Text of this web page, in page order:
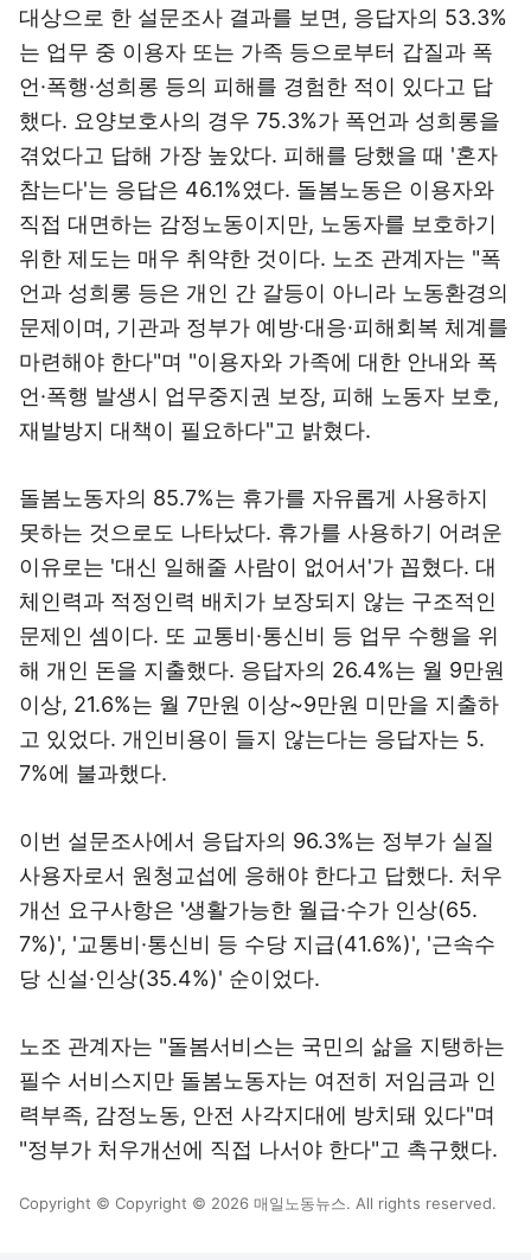
대상으로 한 설문조사 결과를 보면, 응답자의 53.3%
는 업무 중 이용자 또는 가족 등으로부터 갑질과 폭
언·폭행·성희롱 등의 피해를 경험한 적이 있다고 답
했다. 요양보호사의 경우 75.3%가 폭언과 성희롱을
겪었다고 답해 가장 높았다. 피해를 당했을 때 '혼자
참는다'는 응답은 46.1%였다. 돌봄노동은 이용자와
직접 대면하는 감정노동이지만, 노동자를 보호하기
위한 제도는 매우 취약한 것이다. 노조 관계자는 "폭
언과 성희롱 등은 개인 간 갈등이 아니라 노동환경의
문제이며, 기관과 정부가 예방·대응·피해회복 체계를
마련해야 한다"며 "이용자와 가족에 대한 안내와 폭
언·폭행 발생시 업무중지권 보장, 피해 노동자 보호,
재발방지 대책이 필요하다"고 밝혔다.
돌봄노동자의 85.7%는 휴가를 자유롭게 사용하지
못하는 것으로도 나타났다. 휴가를 사용하기 어려운
이유로는 '대신 일해줄 사람이 없어서'가 꼽혔다. 대
체인력과 적정인력 배치가 보장되지 않는 구조적인
문제인 셈이다. 또 교통비·통신비 등 업무 수행을 위
해 개인 돈을 지출했다. 응답자의 26.4%는 월 9만원
이상, 21.6%는 월 7만원 이상~9만원 미만을 지출하
고 있었다. 개인비용이 들지 않는다는 응답자는 5.
7%에 불과했다.
이번 설문조사에서 응답자의 96.3%는 정부가 실질
사용자로서 원청교섭에 응해야 한다고 답했다. 처우
개선 요구사항은 '생활가능한 월급·수가 인상(65.
7%)', '교통비·통신비 등 수당 지급(41.6%)', '근속수
당 신설·인상(35.4%)' 순이었다.
노조 관계자는 "돌봄서비스는 국민의 삶을 지탱하는
필수 서비스지만 돌봄노동자는 여전히 저임금과 인
력부족, 감정노동, 안전 사각지대에 방치돼 있다"며
"정부가 처우개선에 직접 나서야 한다"고 촉구했다.
Copyright © Copyright © 2026 매일노동뉴스. All rights reserved.